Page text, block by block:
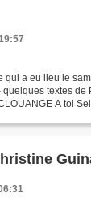
qui a eu lieu le
textes de
A toi